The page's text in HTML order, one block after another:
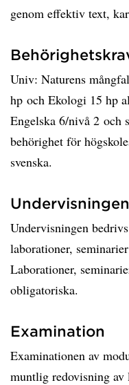
genom effektiv text,
Univ: Naturens
hp och Ekologi 15 hp
Engelska 6/nivå 2 och
behörighet för
svenska.
Undervisningen
laborationer,
Laborationer,
obligatoriska.
Examination
Examinationen av
muntlig redovisning av